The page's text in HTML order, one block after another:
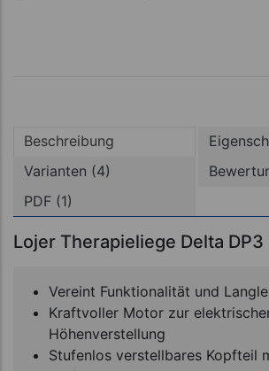
Beschreibung
Varianten (4)
PDF (1)
Lojer Therapieliege Delta DP3
Vereint Funktionalität und
Kraftvoller Motor zur
Höhenverstellung
Stufenlos verstellbares Kopfteil